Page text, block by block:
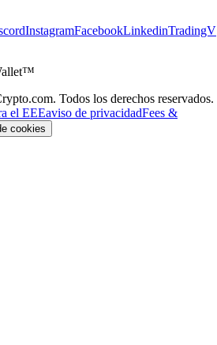
InstagramFacebookLinkedinTradingV
Todos los derechos reservados.
el EEEaviso de privacidadFees &
cookies